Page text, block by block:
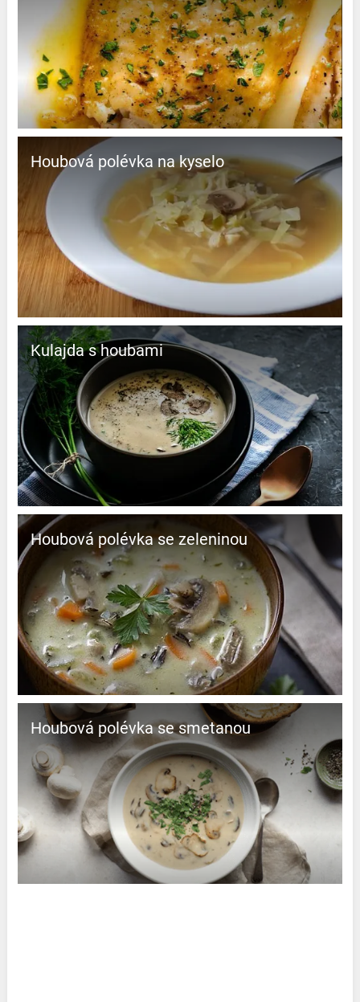
Houbová polévka na kyselo
Kulajda s houbami
Houbová polévka se zeleninou
Houbová polévka se smetanou